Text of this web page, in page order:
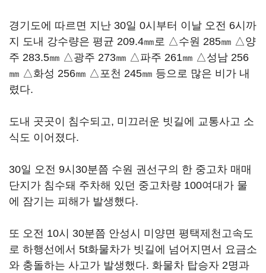
경기도에 따르면 지난 30일 0시부터 이날 오전 6시까
지 도내 강수량은 평균 209.4㎜로 △수원 285㎜ △양
주 283.5㎜ △광주 273㎜ △파주 261㎜ △성남 256
㎜ △화성 256㎜ △포천 245㎜ 등으로 많은 비가 내
렸다.
도내 곳곳이 침수되고, 미끄러운 빗길에 교통사고 소
식도 이어졌다.
30일 오전 9시30분쯤 수원 권선구의 한 중고차 매매
단지가 침수돼 주차해 있던 중고차량 100여대가 물
에 잠기는 피해가 발생했다.
또 오전 10시 30분쯤 안성시 미양면 평택제천고속도
로 하행선에서 5t화물차가 빗길에 넘어지면서 요금소
와 충돌하는 사고가 발생했다. 화물차 탑승자 2명과